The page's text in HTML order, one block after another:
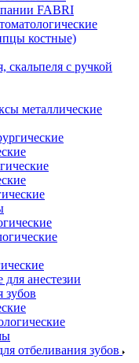
FABRI
костные)
скальпеля с ручкой
металлические
анестезии
отбеливания зубов